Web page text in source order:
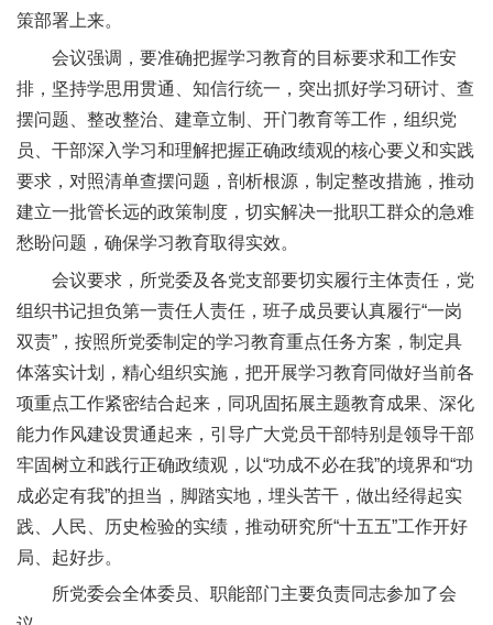
果
人
才
队
究
生
教
育
交
策部署上来。
会议强调，要准确把握学习教育的目标要求和工作安
排，坚持学思用贯通、知信行统一，突出抓好学习研讨、查
摆问题、整改整治、建章立制、开门教育等工作，组织党
员、干部深入学习和理解把握正确政绩观的核心要义和实践
要求，对照清单查摆问题，剖析根源，制定整改措施，推动
建立一批管长远的政策制度，切实解决一批职工群众的急难
愁盼问题，确保学习教育取得实效。
会议要求，所党委及各党支部要切实履行主体责任，党
组织书记担负第一责任人责任，班子成员要认真履行“一岗
双责”，按照所党委制定的学习教育重点任务方案，制定具
体落实计划，精心组织实施，把开展学习教育同做好当前各
项重点工作紧密结合起来，同巩固拓展主题教育成果、深化
能力作风建设贯通起来，引导广大党员干部特别是领导干部
牢固树立和践行正确政绩观，以“功成不必在我”的境界和“功
成必定有我”的担当，脚踏实地，埋头苦干，做出经得起实
践、人民、历史检验的实绩，推动研究所“十五五”工作开好
局、起好步。
所党委会全体委员、职能部门主要负责同志参加了会